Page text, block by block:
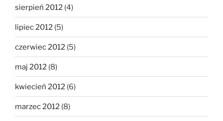
sierpień 2012 (4)
lipiec 2012 (5)
czerwiec 2012 (5)
maj 2012 (8)
kwiecień 2012 (6)
marzec 2012 (8)